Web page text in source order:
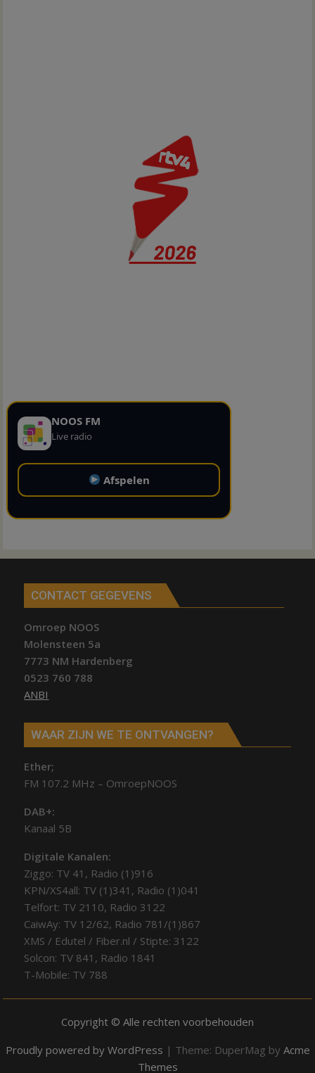
NOOS FM
Live radio
Afspelen
CONTACT GEGEVENS
Omroep NOOS
Molensteen 5a
7773 NM Hardenberg
0523 760 788
ANBI
WAAR ZIJN WE TE ONTVANGEN?
Ether;
FM 107.2 MHz – OmroepNOOS
DAB+:
Kanaal 5B
Digitale Kanalen:
Ziggo: TV 41, Radio (1)916
KPN/XS4all: TV (1)341, Radio (1)041
Telfort: TV 2110, Radio 3122
CaiwAy: TV 12/62, Radio 781/(1)867
XMS / Edutel / Fiber.nl / Stipte: 3122
Solcon: TV 841, Radio 1841
T-Mobile: TV 788
Copyright © Alle rechten voorbehouden
Proudly powered by WordPress | Theme: DuperMag by Acme
Themes